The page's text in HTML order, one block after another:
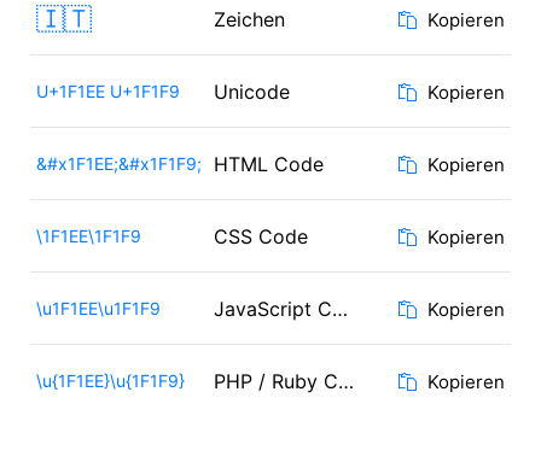
🇮🇹 Zeichen Kopieren
U+1F1EE U+1F1F9 Unicode Kopieren
&#x1F1EE;&#x1F1F9; HTML Code Kopieren
\1F1EE\1F1F9 CSS Code Kopieren
\u1F1EE\u1F1F9 JavaScript Code Kopieren
\u{1F1EE}\u{1F1F9} PHP / Ruby Code Kopieren